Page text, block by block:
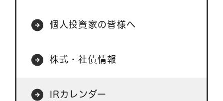
個人投資家の皆様へ
株式・社債情報
IRカレンダー